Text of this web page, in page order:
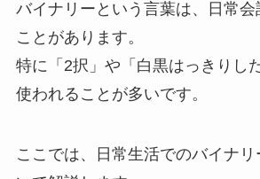
バイナリーという言葉は、日常会
ことがあります。
特に「2択」や「白黒はっきりし
使われることが多いです。
ここでは、日常生活でのバイナ